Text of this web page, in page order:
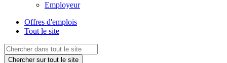
Employeur
Offres d'emplois
Tout le site